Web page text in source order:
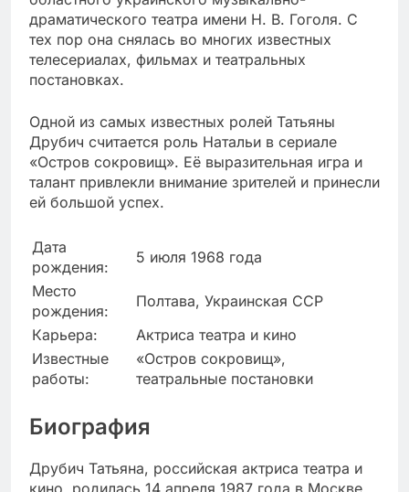
драматического театра имени Н. В. Гоголя. С
тех пор она снялась во многих известных
телесериалах, фильмах и театральных
постановках.
Одной из самых известных ролей Татьяны
Друбич считается роль Натальи в сериале
«Остров сокровищ». Её выразительная игра и
талант привлекли внимание зрителей и принесли
ей большой успех.
Дата
рождения:
5 июля 1968 года
Место
рождения:
Полтава, Украинская ССР
Карьера:
Актриса театра и кино
Известные
работы:
«Остров сокровищ»,
театральные постановки
Биография
Друбич Татьяна, российская актриса театра и
кино, родилась 14 апреля 1987 года в Москве.